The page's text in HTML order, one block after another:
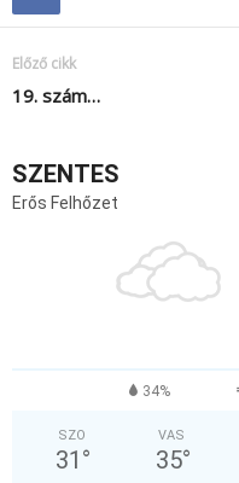
Előző cikk
19. szám…
SZENTES
Erős Felhőzet
34%
SZO
31 °
VAS
35°